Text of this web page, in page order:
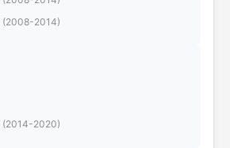
(2008-2014)
(2014-2020)